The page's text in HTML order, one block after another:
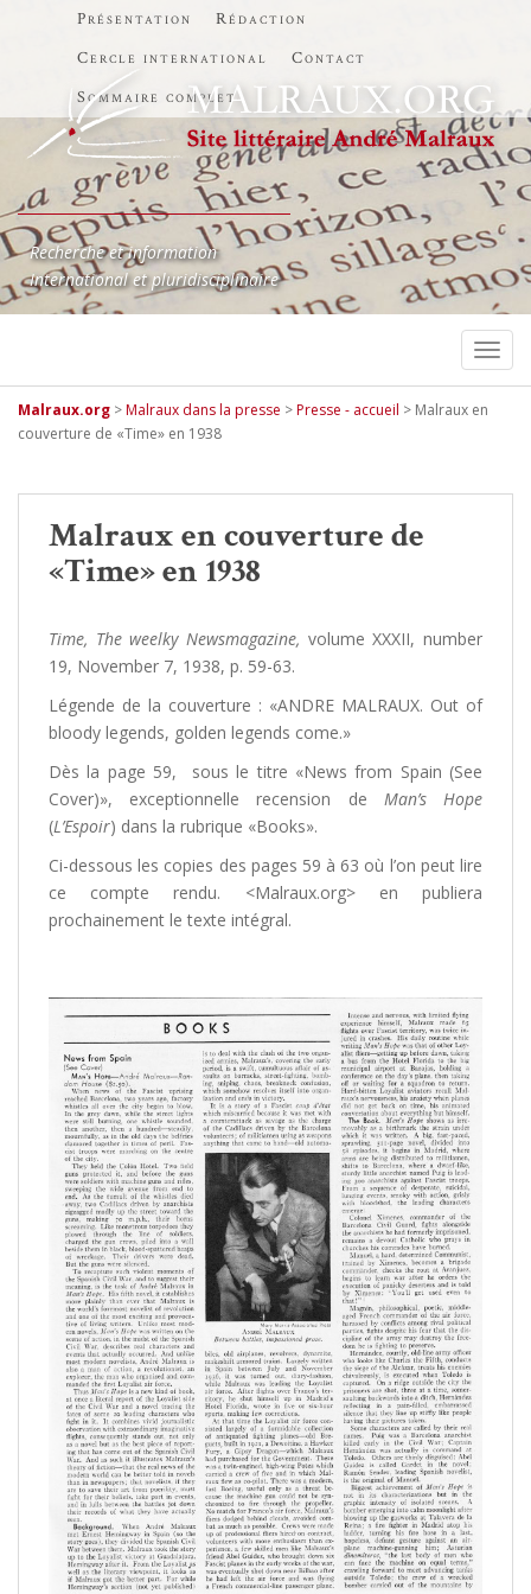
Présentation
Rédaction
Cercle international
Contact
Sommaire complet
Recherche et information
International et pluridisciplinaire
Malraux.org >Malraux dans la presse >Presse - accueil > Malraux en
couverture de «Time» en 1938
Malraux en couverture de
«Time» en 1938
Time, The weelky Newsmagazine, volume XXXII, number
19, November 7, 1938, p. 59-63.
Légende de la couverture : «ANDRE MALRAUX. Out of
bloody legends, golden legends come.»
Dès la page 59, sous le titre «News from Spain (See
Cover)», exceptionnelle recension de Man’s Hope
(L’Espoir) dans la rubrique «Books».
Ci-dessous les copies des pages 59 à 63 où l’on peut lire
ce compte rendu. <Malraux.org> en publiera
prochainement le texte intégral.